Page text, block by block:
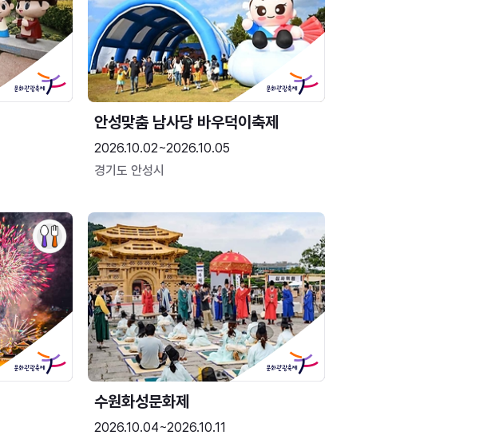
안성맞춤 남사당 바우덕이축제
2026.10.02~2026.10.05
경기도 안성시
수원화성문화제
2026.10.04~2026.10.11